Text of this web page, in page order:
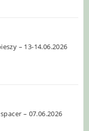
– 13-14.06.2026
– 07.06.2026